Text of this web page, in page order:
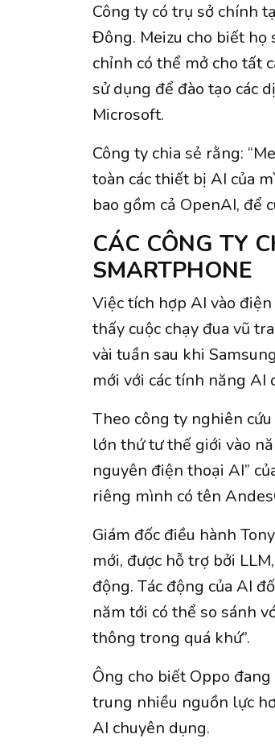
Công ty có trụ sở chính
Đông. Meizu cho biết họ
chỉnh có thể mở cho tất
sử dụng để đào tạo các
Microsoft.
Công ty chia sẻ rằng:
toàn các thiết bị AI của
bao gồm cả OpenAI, để
CÁC CÔNG TY
SMARTPHONE
Việc tích hợp AI vào
thấy cuộc chạy đua vũ
vài tuần sau khi
mới với các tính năng AI
Theo công ty nghiên
lớn thứ tư thế giới vào
nguyên điện thoại AI”
riêng mình có tên
Giám đốc điều hành
mới, được hỗ trợ bởi
động. Tác động của AI
năm tới có thể so sánh
thông trong quá khứ”.
Ông cho biết Oppo
trung nhiều nguồn lực
AI chuyên dụng.